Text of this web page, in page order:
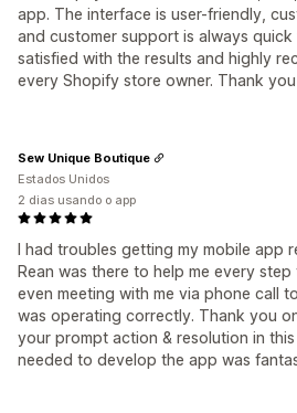
app. The interface is user-friendly,
and customer support is always quick
satisfied with the results and highly
every Shopify store owner. Thank
I had troubles getting my mobile app
Rean was there to help me every
even meeting with me via phone call
was operating correctly. Thank you
your prompt action & resolution in
needed to develop the app was
Sew Unique Boutique
Estados Unidos
2 dias usando o app